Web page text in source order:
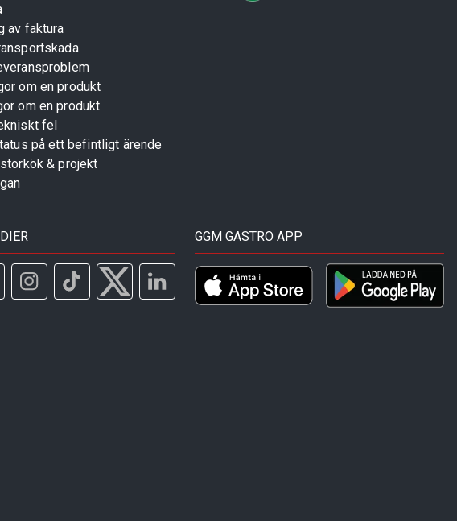
av faktura
om en produkt
om en produkt
fel
på ett befintligt ärende
& projekt
GGM GASTRO APP